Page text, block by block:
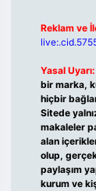
Reklam ve
Yasal Uyarı:
bir marka,
hiçbir
Sitede
makaleler
alan
olup,
paylaşım
kurum ve